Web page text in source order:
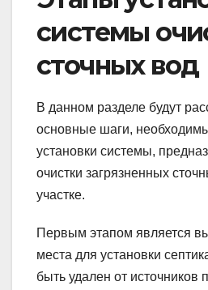
системы
сточных вод
В данном разделе будут
основные шаги,
установки системы,
очистки загрязненных
участке.
Первым этапом является
места для установки
быть удален от источников